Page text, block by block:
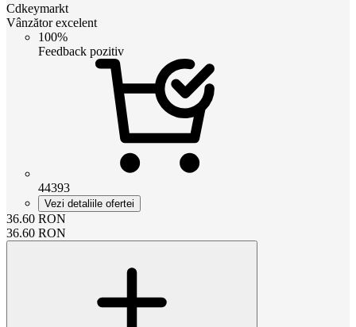
Cdkeymarkt
Vânzător excelent
100%
Feedback pozitiv
44393
Vezi detaliile ofertei
36.60 RON
36.60 RON